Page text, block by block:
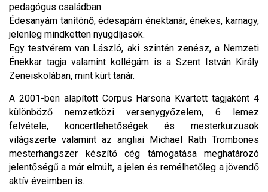
pedagógus családban.
Édesanyám tanítónő, édesapám énektanár, énekes, karnagy,
jelenleg mindketten nyugdíjasok.
Egy testvérem van László, aki szintén zenész, a Nemzeti
Énekkar tagja valamint kollégám is a Szent István Király
Zeneiskolában, mint kürt tanár.
A 2001-ben alapított Corpus Harsona Kvartett tagjaként 4
különböző nemzetközi versenygyőzelem, 6 lemez
felvétele, koncertlehetőségek és mesterkurzusok
világszerte valamint az angliai Michael Rath Trombones
mesterhangszer készítő cég támogatása meghatározó
jelentőségű a már elmúlt, a jelen és remélhetőleg a jövendő
aktív éveimben is.